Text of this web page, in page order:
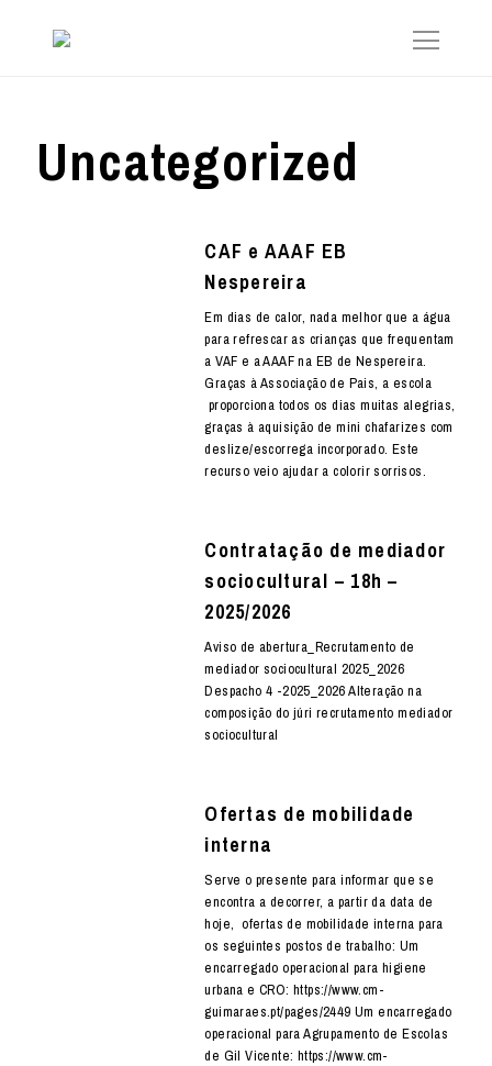
Uncategorized
CAF e AAAF EB
Nespereira
Em dias de calor, nada melhor que a água
para refrescar as crianças que frequentam
a VAF e a AAAF na EB de Nespereira.
Graças à Associação de Pais, a escola
proporciona todos os dias muitas alegrias,
graças à aquisição de mini chafarizes com
deslize/escorrega incorporado. Este
recurso veio ajudar a colorir sorrisos.
Contratação de mediador
sociocultural – 18h –
2025/2026
Aviso de abertura_Recrutamento de
mediador sociocultural 2025_2026
Despacho 4 -2025_2026 Alteração na
composição do júri recrutamento mediador
sociocultural
Ofertas de mobilidade
interna
Serve o presente para informar que se
encontra a decorrer, a partir da data de
hoje, ofertas de mobilidade interna para
os seguintes postos de trabalho: Um
encarregado operacional para higiene
urbana e CRO: https://www.cm-
guimaraes.pt/pages/2449 Um encarregado
operacional para Agrupamento de Escolas
de Gil Vicente: https://www.cm-